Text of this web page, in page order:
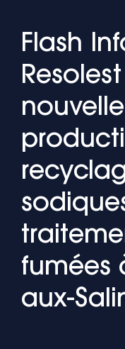
Flash
fumées
aux-